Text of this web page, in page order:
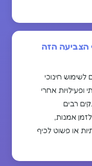
הצביעה הזה
חינוכי
אחרי
רבים
אמנות,
או פשוט לכיף